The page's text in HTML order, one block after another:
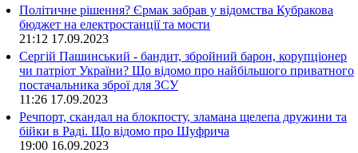
Політичне рішення? Єрмак забрав у відомства Кубракова
бюджет на електростанції та мости
21:12 17.09.2023
Сергій Пашинський - бандит, збройний барон, корупціонер
чи патріот України? Що відомо про найбільшого приватного
постачальника зброї для ЗСУ
11:26 17.09.2023
Речпорт, скандал на блокпосту, зламана щелепа дружини та
бійки в Раді. Що відомо про Шуфрича
19:00 16.09.2023